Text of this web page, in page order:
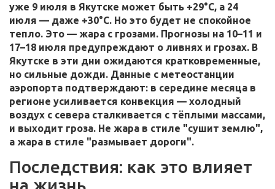
уже 9 июля в Якутске может быть +29°C, а 24
июля — даже +30°C. Но это будет не спокойное
тепло. Это — жара с грозами. Прогнозы на 10–11 и
17–18 июля предупреждают о ливнях и грозах. В
Якутске в эти дни ожидаются кратковременные,
но сильные дожди. Данные с метеостанции
аэропорта подтверждают: в середине месяца в
регионе усиливается конвекция — холодный
воздух с севера сталкивается с тёплыми массами,
и выходит гроза. Не жара в стиле "сушит землю",
а жара в стиле "размывает дороги".
Последствия: как это влияет
на жизнь